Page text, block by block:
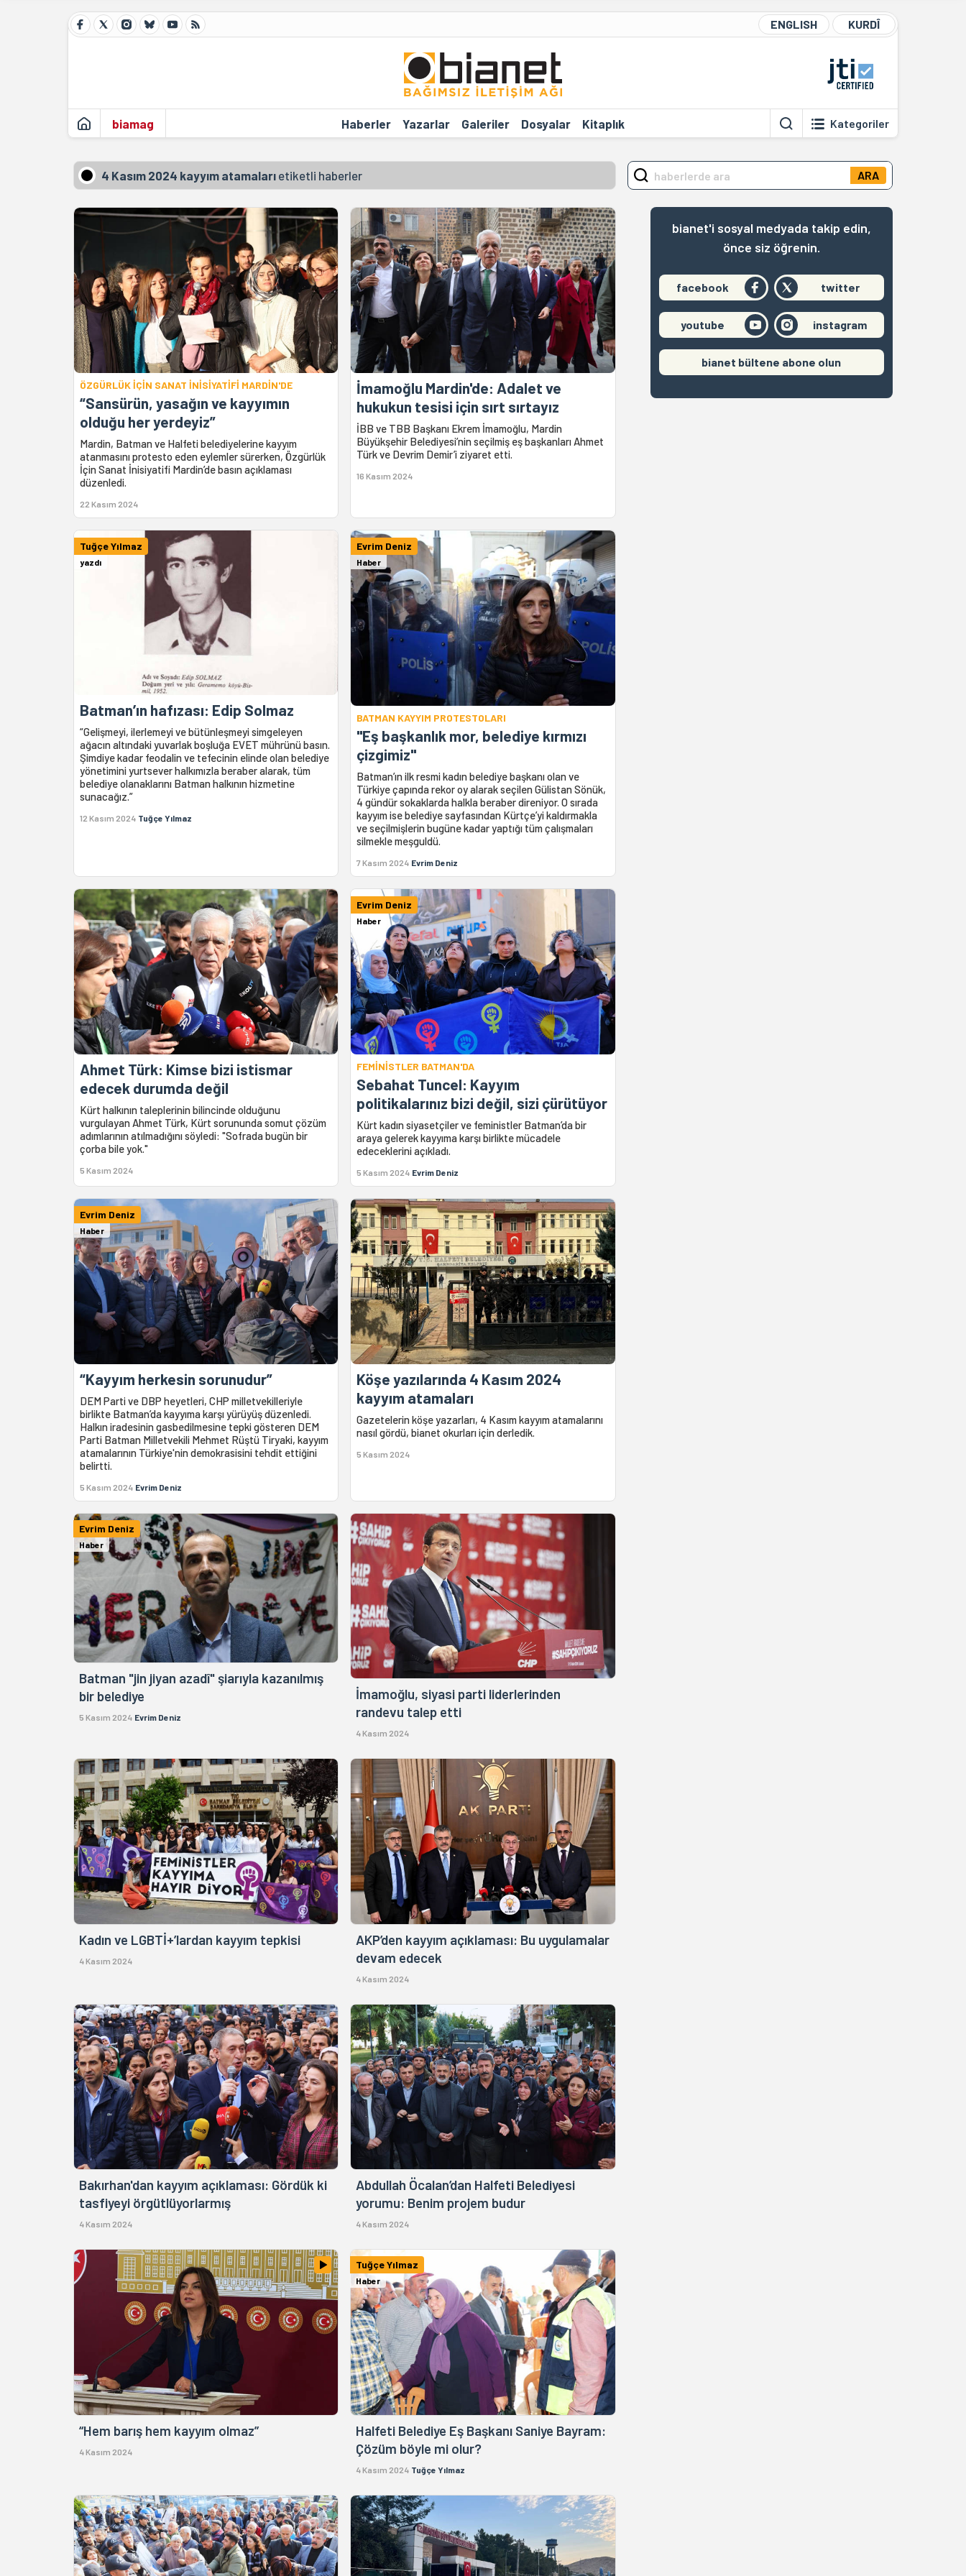
ENGLISH KURDÎ
biamag Haberler Yazarlar Galeriler Dosyalar Kitaplık Kategoriler
4 Kasım 2024 kayyım atamaları etiketli haberler
ÖZGÜRLÜK İÇİN SANAT İNİSİYATİFİ MARDİN'DE
“Sansürün, yasağın ve kayyımın
olduğu her yerdeyiz”
Mardin, Batman ve Halfeti belediyelerine kayyım
atanmasını protesto eden eylemler sürerken, Özgürlük
İçin Sanat İnisiyatifi Mardin’de basın açıklaması
düzenledi.
22 Kasım 2024
İmamoğlu Mardin'de: Adalet ve
hukukun tesisi için sırt sırtayız
İBB ve TBB Başkanı Ekrem İmamoğlu, Mardin
Büyükşehir Belediyesi’nin seçilmiş eş başkanları Ahmet
Türk ve Devrim Demir’i ziyaret etti.
16 Kasım 2024
Tuğçe Yılmaz
yazdı
Batman’ın hafızası: Edip Solmaz
“Gelişmeyi, ilerlemeyi ve bütünleşmeyi simgeleyen
ağacın altındaki yuvarlak boşluğa EVET mührünü basın.
Şimdiye kadar feodalin ve tefecinin elinde olan belediye
yönetimini yurtsever halkımızla beraber alarak, tüm
belediye olanaklarını Batman halkının hizmetine
sunacağız.”
12 Kasım 2024 Tuğçe Yılmaz
Evrim Deniz
Haber
BATMAN KAYYIM PROTESTOLARI
"Eş başkanlık mor, belediye kırmızı
çizgimiz"
Batman’ın ilk resmi kadın belediye başkanı olan ve
Türkiye çapında rekor oy alarak seçilen Gülistan Sönük,
4 gündür sokaklarda halkla beraber direniyor. O sırada
kayyım ise belediye sayfasından Kürtçe’yi kaldırmakla
ve seçilmişlerin bugüne kadar yaptığı tüm çalışmaları
silmekle meşguldü.
7 Kasım 2024 Evrim Deniz
Ahmet Türk: Kimse bizi istismar
edecek durumda değil
Kürt halkının taleplerinin bilincinde olduğunu
vurgulayan Ahmet Türk, Kürt sorununda somut çözüm
adımlarının atılmadığını söyledi: "Sofrada bugün bir
çorba bile yok."
5 Kasım 2024
Evrim Deniz
Haber
FEMİNİSTLER BATMAN'DA
Sebahat Tuncel: Kayyım
politikalarınız bizi değil, sizi çürütüyor
Kürt kadın siyasetçiler ve feministler Batman’da bir
araya gelerek kayyıma karşı birlikte mücadele
edeceklerini açıkladı.
5 Kasım 2024 Evrim Deniz
Evrim Deniz
Haber
“Kayyım herkesin sorunudur”
DEM Parti ve DBP heyetleri, CHP milletvekilleriyle
birlikte Batman’da kayyıma karşı yürüyüş düzenledi.
Halkın iradesinin gasbedilmesine tepki gösteren DEM
Parti Batman Milletvekili Mehmet Rüştü Tiryaki, kayyım
atamalarının Türkiye'nin demokrasisini tehdit ettiğini
belirtti.
5 Kasım 2024 Evrim Deniz
Köşe yazılarında 4 Kasım 2024
kayyım atamaları
Gazetelerin köşe yazarları, 4 Kasım kayyım atamalarını
nasıl gördü, bianet okurları için derledik.
5 Kasım 2024
Evrim Deniz
Haber
Batman "jin jiyan azadî" şiarıyla kazanılmış
bir belediye
5 Kasım 2024 Evrim Deniz
İmamoğlu, siyasi parti liderlerinden
randevu talep etti
4 Kasım 2024
Kadın ve LGBTİ+’lardan kayyım tepkisi
4 Kasım 2024
AKP’den kayyım açıklaması: Bu uygulamalar
devam edecek
4 Kasım 2024
Bakırhan'dan kayyım açıklaması: Gördük ki
tasfiyeyi örgütlüyorlarmış
4 Kasım 2024
Abdullah Öcalan’dan Halfeti Belediyesi
yorumu: Benim projem budur
4 Kasım 2024
“Hem barış hem kayyım olmaz”
4 Kasım 2024
Tuğçe Yılmaz
Haber
Halfeti Belediye Eş Başkanı Saniye Bayram:
Çözüm böyle mi olur?
4 Kasım 2024 Tuğçe Yılmaz
ARA
bianet'i sosyal medyada takip edin,
önce siz öğrenin.
facebook twitter
youtube instagram
bianet bültene abone olun